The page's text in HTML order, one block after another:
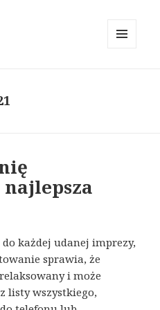
każdej udanej imprezy,
sprawia, że
i może
listy wszystkiego,